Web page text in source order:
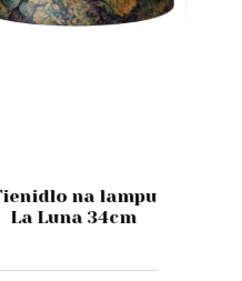
na lampu
La Luna 34cm